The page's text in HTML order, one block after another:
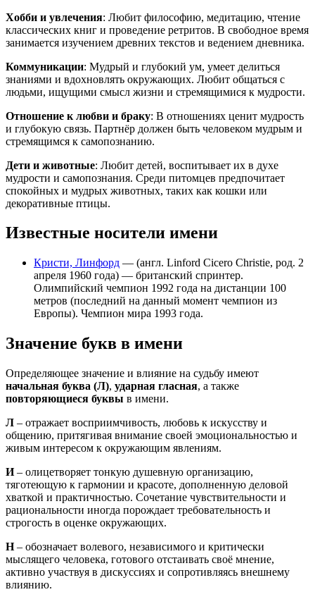
Хобби и увлечения: Любит философию, медитацию, чтение
классических книг и проведение ретритов. В свободное время
занимается изучением древних текстов и ведением дневника.
Коммуникации: Мудрый и глубокий ум, умеет делиться
знаниями и вдохновлять окружающих. Любит общаться с
людьми, ищущими смысл жизни и стремящимися к мудрости.
Отношение к любви и браку: В отношениях ценит мудрость
и глубокую связь. Партнёр должен быть человеком мудрым и
стремящимся к самопознанию.
Дети и животные: Любит детей, воспитывает их в духе
мудрости и самопознания. Среди питомцев предпочитает
спокойных и мудрых животных, таких как кошки или
декоративные птицы.
Известные носители имени
Кристи, Линфорд — (англ. Linford Cicero Christie, род. 2
апреля 1960 года) — британский спринтер.
Олимпийский чемпион 1992 года на дистанции 100
метров (последний на данный момент чемпион из
Европы). Чемпион мира 1993 года.
Значение букв в имени
Определяющее значение и влияние на судьбу имеют
начальная буква (Л), ударная гласная, а также
повторяющиеся буквы в имени.
Л – отражает восприимчивость, любовь к искусству и
общению, притягивая внимание своей эмоциональностью и
живым интересом к окружающим явлениям.
И– олицетворяет тонкую душевную организацию,
тяготеющую к гармонии и красоте, дополненную деловой
хваткой и практичностью. Сочетание чувствительности и
рациональности иногда порождает требовательность и
строгость в оценке окружающих.
Н– обозначает волевого, независимого и критически
мыслящего человека, готового отстаивать своё мнение,
активно участвуя в дискуссиях и сопротивляясь внешнему
влиянию.